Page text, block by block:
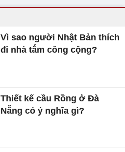
Vì sao người Nhật Bản thích
đi nhà tắm công cộng?
Thiết kế cầu Rồng ở Đà
Nẵng có ý nghĩa gì?